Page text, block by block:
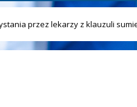
przez lekarzy z klauzuli